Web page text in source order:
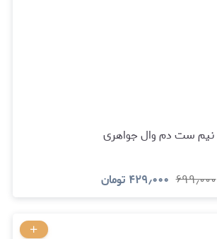
نیم ست دم وال جواهری
۶۹۹٫۰۰۰ ۴۲۹٫۰۰۰ تومان